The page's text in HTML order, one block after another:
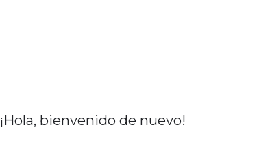
¡Hola, bienvenido de nuevo!